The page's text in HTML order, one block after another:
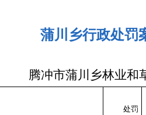
蒲川乡行政处罚
腾冲市蒲川乡林业和
处罚